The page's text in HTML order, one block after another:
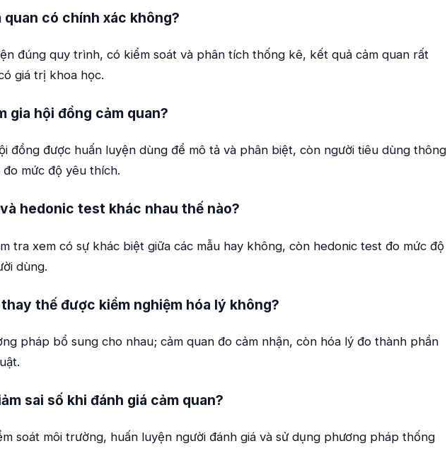
có chính xác không?
đúng quy trình, có kiểm soát và phân tích thống kê, kết quả cảm quan rất
giá trị khoa học.
gia hội đồng cảm quan?
đồng được huấn luyện dùng để mô tả và phân biệt, còn người tiêu dùng thông
mức độ yêu thích.
hedonic test khác nhau thế nào?
tra xem có sự khác biệt giữa các mẫu hay không, còn hedonic test đo mức độ
dùng.
thế được kiểm nghiệm hóa lý không?
pháp bổ sung cho nhau; cảm quan đo cảm nhận, còn hóa lý đo thành phần
sai số khi đánh giá cảm quan?
soát môi trường, huấn luyện người đánh giá và sử dụng phương pháp thống